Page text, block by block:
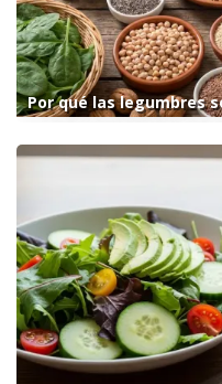
Por qué las legumbres